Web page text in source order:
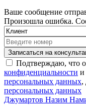
Ваше сообщение
Произошла ошибка.
Записаться на
Подтверждаю, что
конфиденциальности и
персональных данных,
персональных данных
Джумартов Назим